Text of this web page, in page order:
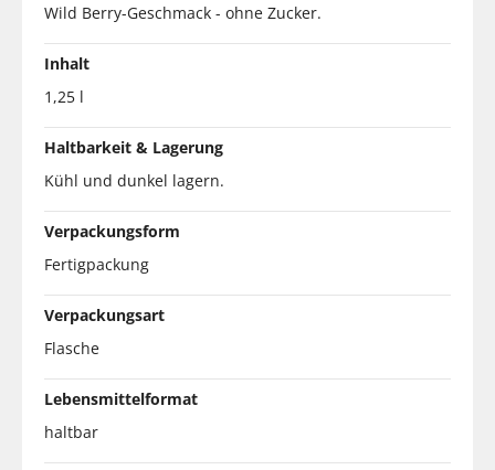
Wild Berry-Geschmack - ohne Zucker.
Inhalt
1,25 l
Haltbarkeit & Lagerung
Kühl und dunkel lagern.
Verpackungsform
Fertigpackung
Verpackungsart
Flasche
Lebensmittelformat
haltbar